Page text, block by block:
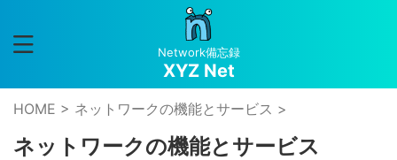
Network備忘録
XYZ Net
HOME > ネットワークの機能とサービス >
ネットワークの機能とサービス